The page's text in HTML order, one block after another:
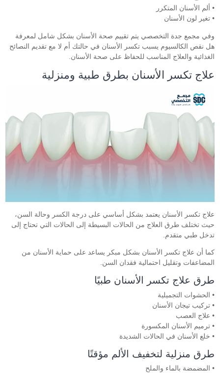
• ألم الأسنان المتكرر
• تغير لون الأسنان
وفي مجمع جدة التخصصي يتم تقييم صحة الأسنان بشكل شامل لمعرفة
هل نقص الكالسيوم يسبب تكسر الأسنان في حالتك أم لا مع تقديم النصائح
الغذائية والعلاج المناسب للحفاظ على صحة الأسنان.
علاج تكسر الأسنان بطرق طبية ومنزلية
علاج تكسر الأسنان يعتمد بشكل أساسي على درجة الكسر وحالة السن،
حيث تختلف طرق العلاج من الحالات البسيطة إلى الحالات التي تحتاج إلى
تدخل طبي متقدم.
كما أن علاج تكسر الأسنان بشكل مبكر يساعد على حماية الأسنان من
المضاعفات وتقليل احتمالية فقدان السن.
طرق علاج تكسر الأسنان طبيًا
• الحشوات التجميلية
• تركيب تيجان الأسنان
• علاج العصب
• ترميم الأسنان المكسورة
• خلع الأسنان في الحالات الشديدة
طرق منزلية لتخفيف الألم مؤقتًا
• المضمضة بالماء والملح